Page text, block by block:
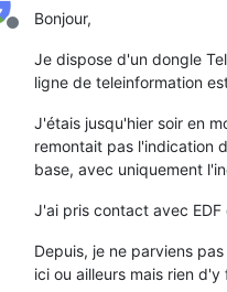
Offline
Bonjour,
Je dispose d'un dongle
ligne de teleinformation
J'étais jusqu'hier soir en
remontait pas l'indication
base, avec uniquement
J'ai pris contact avec
Depuis, je ne parviens
ici ou ailleurs mais rien